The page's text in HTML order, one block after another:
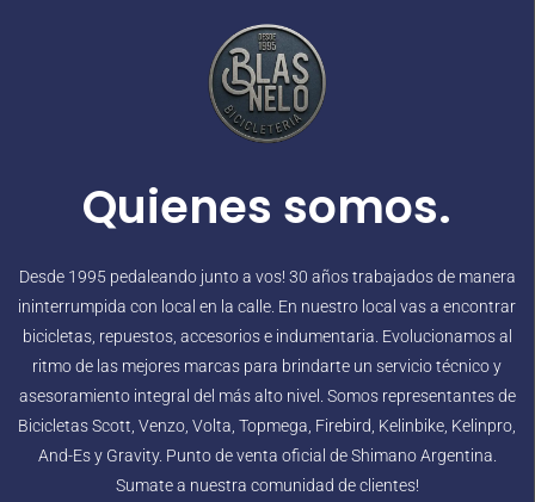
Quienes somos.
Desde 1995 pedaleando junto a vos! 30 años trabajados de manera
ininterrumpida con local en la calle. En nuestro local vas a encontrar
bicicletas, repuestos, accesorios e indumentaria. Evolucionamos al
ritmo de las mejores marcas para brindarte un servicio técnico y
asesoramiento integral del más alto nivel. Somos representantes de
Bicicletas Scott, Venzo, Volta, Topmega, Firebird, Kelinbike, Kelinpro,
And-Es y Gravity. Punto de venta oficial de Shimano Argentina.
Sumate a nuestra comunidad de clientes!